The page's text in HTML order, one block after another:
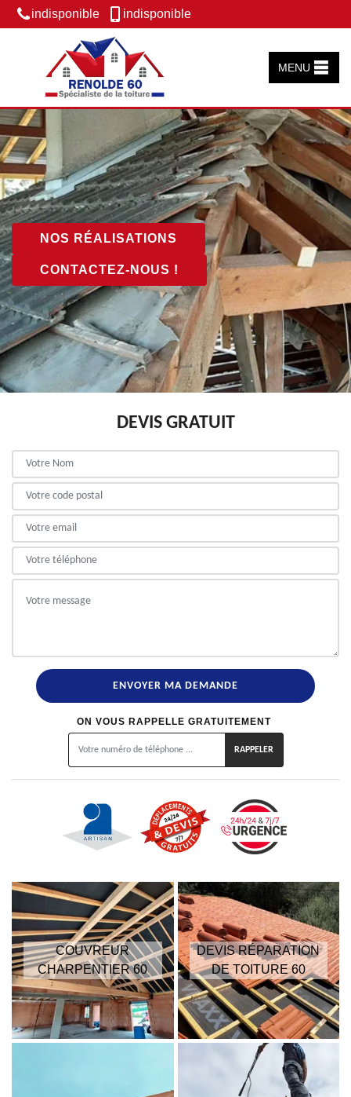
indisponible indisponible
MENU
NOS RÉALISATIONS
CONTACTEZ-NOUS !
DEVIS GRATUIT
ON VOUS RAPPELLE GRATUITEMENT
COUVREUR
CHARPENTIER 60
DEVIS RÉPARATION
DE TOITURE 60